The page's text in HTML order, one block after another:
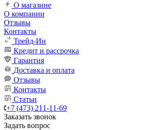
О магазине
О компании
Отзывы
Контакты
Трейд-Ин
Кредит и рассрочка
Гарантия
Доставка и оплата
Отзывы
Контакты
Статьи
+7 (473) 211-11-69
Заказать звонок
Задать вопрос